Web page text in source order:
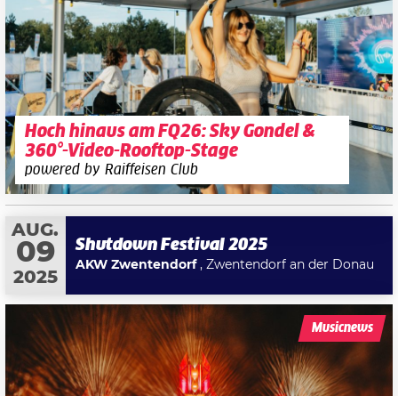
Hoch hinaus am FQ26: Sky Gondel &
360°-Video-Rooftop-Stage
powered by Raiffeisen Club
AUG.
09
2025
Shutdown Festival 2025
AKW Zwentendorf, Zwentendorf an der Donau
Musicnews